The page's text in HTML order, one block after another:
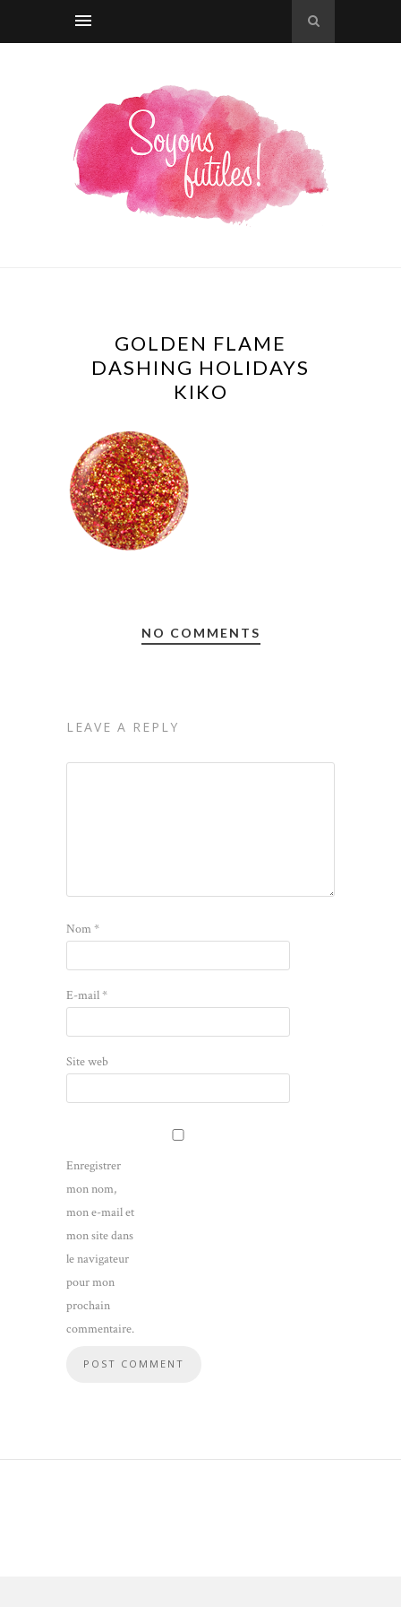
GOLDEN FLAME
DASHING HOLIDAYS
KIKO
NO COMMENTS
LEAVE A REPLY
Nom*
E-mail*
Site web
Enregistrer
mon nom,
mon e-mail et
mon site dans
le navigateur
pour mon
prochain
commentaire.